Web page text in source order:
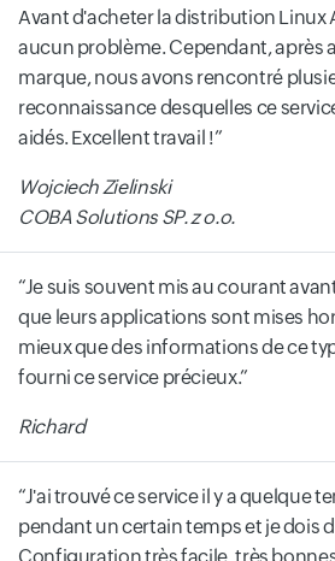
Avant d'acheter la distribution Linux
aucun problème. Cependant, après
marque, nous avons rencontré
reconnaissance desquelles ce
aidés. Excellent travail !
Wojciech Zielinski
COBA Solutions SP. z o.o.
Je suis souvent mis au courant
que leurs applications sont mises
mieux que des informations de ce
fourni ce service précieux.
Richard
J'ai trouvé ce service il y a quelque
pendant un certain temps et je dois